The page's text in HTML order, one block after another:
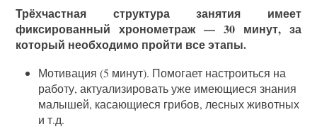
Трёхчастная структура занятия имеет
фиксированный хронометраж — 30 минут, за
который необходимо пройти все этапы.
Мотивация (5 минут). Помогает настроиться на
работу, актуализировать уже имеющиеся знания
малышей, касающиеся грибов, лесных животных
и т.д.